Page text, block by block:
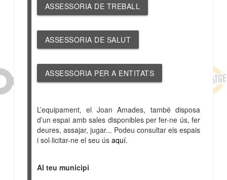
ASSESSORIA DE TREBALL
ASSESSORIA DE SALUT
ASSESSORIA PER A ENTITATS
L’equipament, el Joan Amades, també disposa
d’un espai amb sales disponibles per fer-ne ús, fer
deures, assajar, jugar... Podeu consultar els espais
i sol·licitar-ne el seu ús aquí.
Al teu municipi